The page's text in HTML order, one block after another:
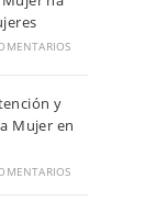
y
Mujer en